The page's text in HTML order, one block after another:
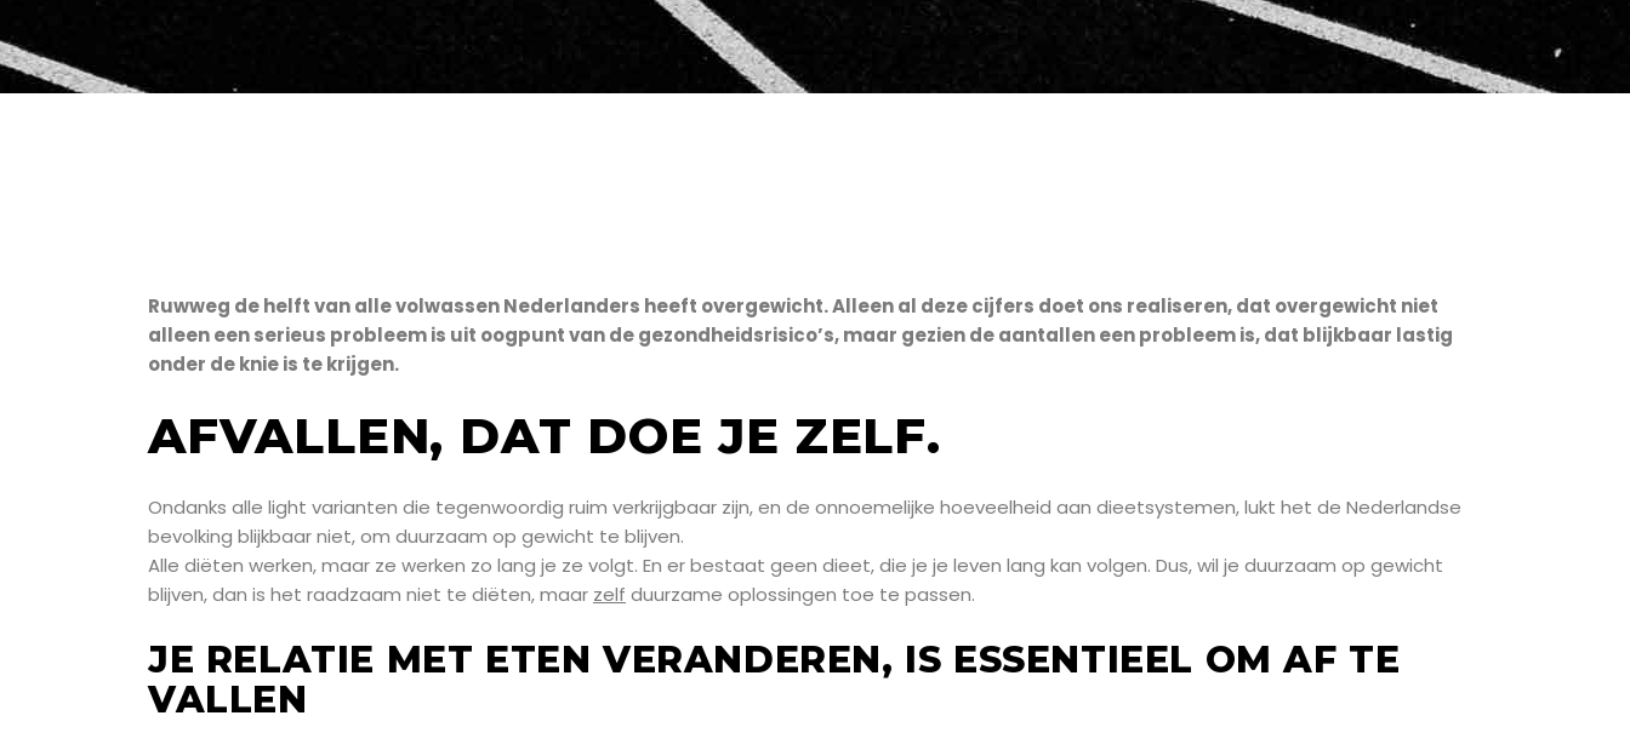
Ruwweg de helft van alle volwassen Nederlanders heeft overgewicht. Alleen al deze cijfers doet ons realiseren, dat overgewicht niet
alleen een serieus probleem is uit oogpunt van de gezondheidsrisico’s, maar gezien de aantallen een probleem is, dat blijkbaar lastig
onder de knie is te krijgen.
AFVALLEN, DAT DOE JE ZELF.
Ondanks alle light varianten die tegenwoordig ruim verkrijgbaar zijn, en de onnoemelijke hoeveelheid aan dieetsystemen, lukt het de Nederlandse
bevolking blijkbaar niet, om duurzaam op gewicht te blijven.
Alle diëten werken, maar ze werken zo lang je ze volgt. En er bestaat geen dieet, die je je leven lang kan volgen. Dus, wil je duurzaam op gewicht
blijven, dan is het raadzaam niet te diëten, maar zelf duurzame oplossingen toe te passen.
JE RELATIE MET ETEN VERANDEREN, IS ESSENTIEEL OM AF TE
VALLEN